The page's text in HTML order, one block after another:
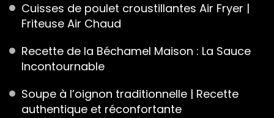
Cuisses de poulet croustillantes Air Fryer |
Friteuse Air Chaud
Recette de la Béchamel Maison : La Sauce
Incontournable
Soupe à l’oignon traditionnelle | Recette
authentique et réconfortante